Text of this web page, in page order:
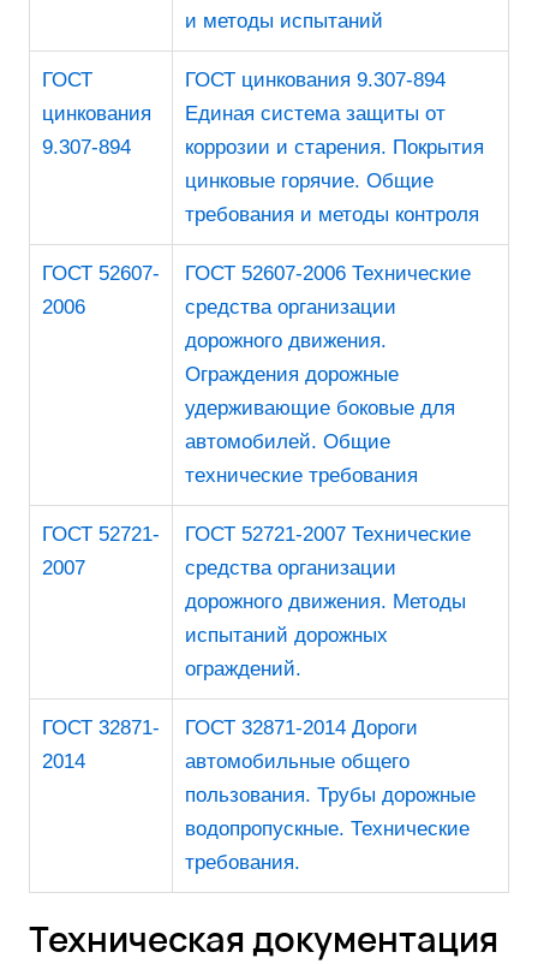
и методы испытаний
ГОСТ
цинкования
9.307-894
ГОСТ цинкования 9.307-894
Единая система защиты от
коррозии и старения. Покрытия
цинковые горячие. Общие
требования и методы контроля
ГОСТ 52607-
2006
ГОСТ 52607-2006 Технические
средства организации
дорожного движения.
Ограждения дорожные
удерживающие боковые для
автомобилей. Общие
технические требования
ГОСТ 52721-
2007
ГОСТ 52721-2007 Технические
средства организации
дорожного движения. Методы
испытаний дорожных
ограждений.
ГОСТ 32871-
2014
ГОСТ 32871-2014 Дороги
автомобильные общего
пользования. Трубы дорожные
водопропускные. Технические
требования.
Техническая документация